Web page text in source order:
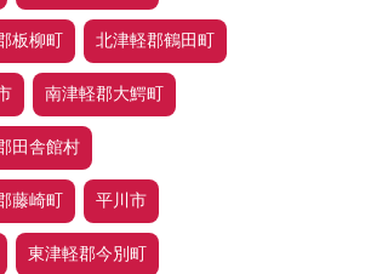
板柳町 北津軽郡鶴田町
南津軽郡大鰐町
田舎館村
藤崎町 平川市
東津軽郡今別町